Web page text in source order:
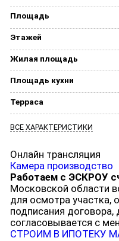
Площадь
Этажей
Жилая площадь
Площадь кухни
Терраса
ВСЕ ХАРАКТЕРИСТИКИ
Онлайн трансляция
Камера производство
Работаем с ЭСКРОУ
Московской области
для осмотра участка,
подписания договора,
согласовывается с
СТРОИМ В ИПОТЕКУ